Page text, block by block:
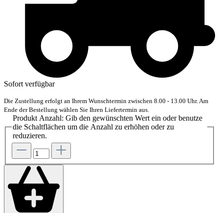
Sofort verfügbar
Die Zustellung erfolgt an Ihrem Wunschtermin zwischen 8.00 - 13.00 Uhr. Am
Ende der Bestellung wählen Sie Ihren Liefertermin aus.
Produkt Anzahl: Gib den gewünschten Wert ein oder benutze
die Schaltflächen um die Anzahl zu erhöhen oder zu
reduzieren.